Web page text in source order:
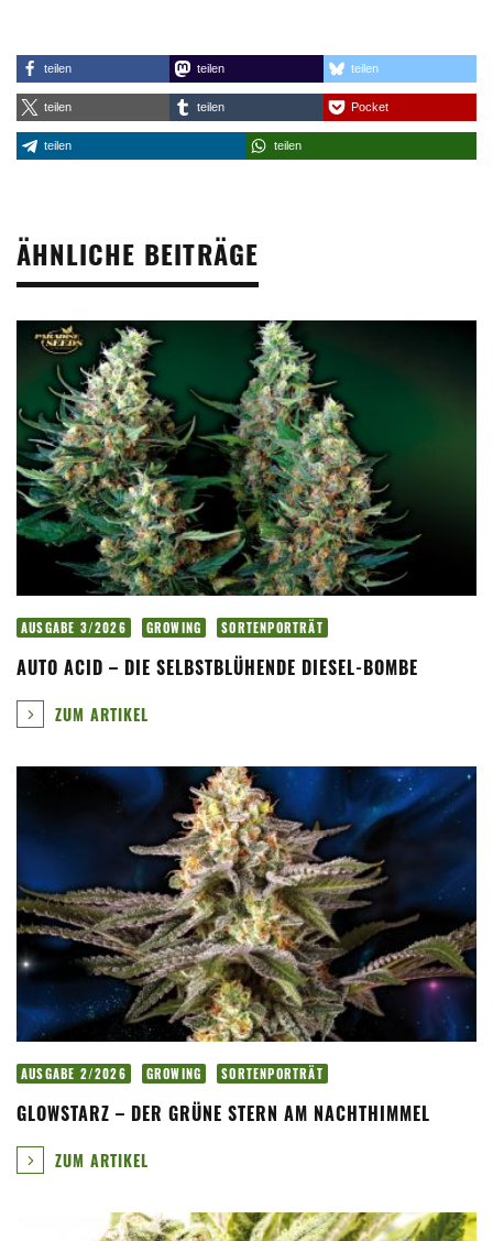
teilen teilen teilen
teilen teilen Pocket
teilen teilen
ÄHNLICHE BEITRÄGE
AUSGABE 3/2026 GROWING SORTENPORTRÄT
AUTO ACID – DIE SELBSTBLÜHENDE DIESEL-BOMBE
ZUM ARTIKEL
AUSGABE 2/2026 GROWING SORTENPORTRÄT
GLOWSTARZ – DER GRÜNE STERN AM NACHTHIMMEL
ZUM ARTIKEL